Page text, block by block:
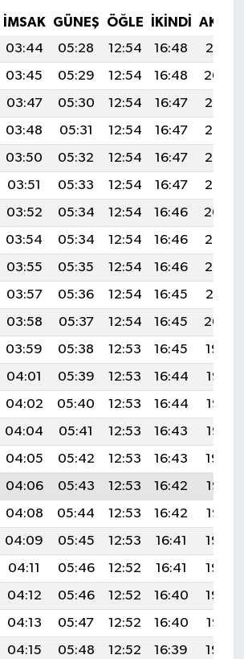
İMSAK GÜNEŞ ÖĞLE İKINDI
03:44 05:28 12:54 16:48
20:10
03:45 05:29 12:54 16:48
20:09
03:47 05:30 12:54 16:47
20:08
03:48 05:31 12:54 16:47
20:07
03:50 05:32 12:54 16:47
20:06
03:51 05:33 12:54 16:47
20:05
03:52 05:34 12:54 16:46
20:04
03:54 05:34 12:54 16:46
20:03
03:55 05:35 12:54 16:46
20:02
03:57 05:36 12:54 16:45
20:01
03:58 05:37 12:54 16:45
20:00
03:59 05:38 12:53 16:45
19:59
04:01 05:39 12:53 16:44
19:58
04:02 05:40 12:53 16:44
19:57
04:04 05:41 12:53 16:43
19:55
04:05 05:42 12:53 16:43
19:54
04:06 05:43 12:53 16:42
19:53
04:08 05:44 12:53 16:42
19:52
04:09 05:45 12:53 16:41
19:50
04:11 05:46 12:52 16:41
19:49
04:12 05:46 12:52 16:40
19:48
04:13 05:47 12:52 16:40
19:47
04:15 05:48 12:52 16:39
19:45